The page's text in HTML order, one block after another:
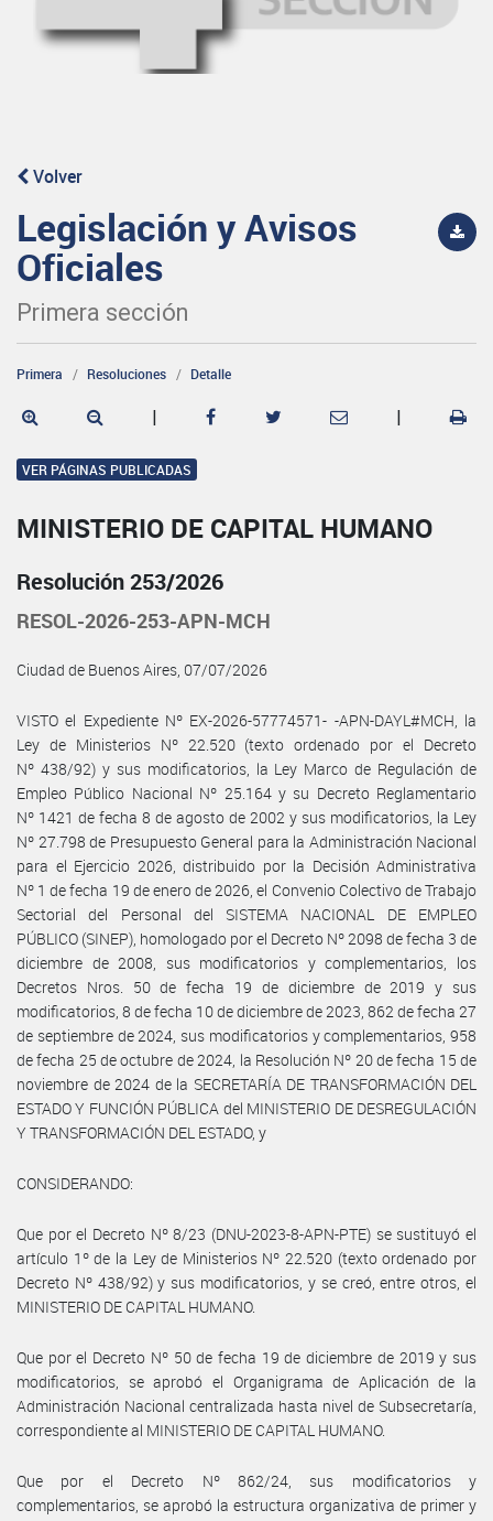
Volver
Legislación y Avisos
Oficiales
Primera sección
Primera Resoluciones Detalle
| |
VER PÁGINAS PUBLICADAS
MINISTERIO DE CAPITAL HUMANO
Resolución 253/2026
RESOL-2026-253-APN-MCH
Ciudad de Buenos Aires, 07/07/2026
VISTO el Expediente Nº EX-2026-57774571- -APN-DAYL#MCH, la
Ley de Ministerios Nº 22.520 (texto ordenado por el Decreto
Nº 438/92) y sus modificatorios, la Ley Marco de Regulación de
Empleo Público Nacional Nº 25.164 y su Decreto Reglamentario
Nº 1421 de fecha 8 de agosto de 2002 y sus modificatorios, la Ley
Nº 27.798 de Presupuesto General para la Administración Nacional
para el Ejercicio 2026, distribuido por la Decisión Administrativa
Nº 1 de fecha 19 de enero de 2026, el Convenio Colectivo de Trabajo
Sectorial del Personal del SISTEMA NACIONAL DE EMPLEO
PÚBLICO (SINEP), homologado por el Decreto Nº 2098 de fecha 3 de
diciembre de 2008, sus modificatorios y complementarios, los
Decretos Nros. 50 de fecha 19 de diciembre de 2019 y sus
modificatorios, 8 de fecha 10 de diciembre de 2023, 862 de fecha 27
de septiembre de 2024, sus modificatorios y complementarios, 958
de fecha 25 de octubre de 2024, la Resolución Nº 20 de fecha 15 de
noviembre de 2024 de la SECRETARÍA DE TRANSFORMACIÓN DEL
ESTADO Y FUNCIÓN PÚBLICA del MINISTERIO DE DESREGULACIÓN
Y TRANSFORMACIÓN DEL ESTADO, y
CONSIDERANDO:
Que por el Decreto Nº 8/23 (DNU-2023-8-APN-PTE) se sustituyó el
artículo 1º de la Ley de Ministerios Nº 22.520 (texto ordenado por
Decreto Nº 438/92) y sus modificatorios, y se creó, entre otros, el
MINISTERIO DE CAPITAL HUMANO.
Que por el Decreto Nº 50 de fecha 19 de diciembre de 2019 y sus
modificatorios, se aprobó el Organigrama de Aplicación de la
Administración Nacional centralizada hasta nivel de Subsecretaría,
correspondiente al MINISTERIO DE CAPITAL HUMANO.
Que por el Decreto Nº 862/24, sus modificatorios y
complementarios, se aprobó la estructura organizativa de primer y